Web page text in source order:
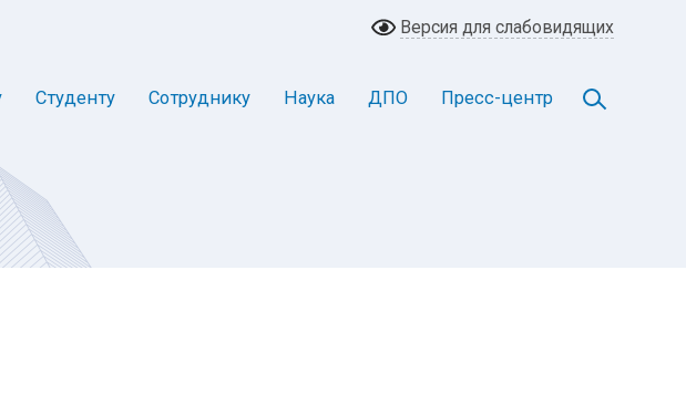
Версия для слабовидящих
Студенту Сотруднику Наука ДПО Пресс-центр